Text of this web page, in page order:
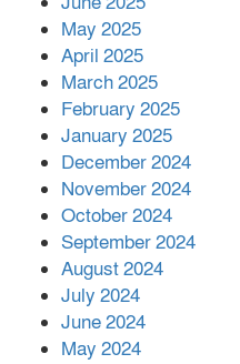
May 2025
April 2025
March 2025
February 2025
January 2025
December 2024
November 2024
October 2024
September 2024
August 2024
July 2024
June 2024
May 2024